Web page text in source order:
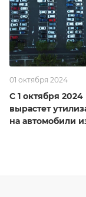
01 октября 2024
С 1 октября
вырастет
на автомобили